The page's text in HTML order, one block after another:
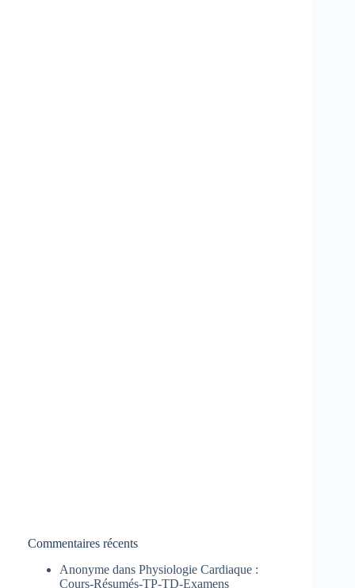
Commentaires récents
Anonyme dans Physiologie Cardiaque :
Cours-Résumés-TP-TD-Examens